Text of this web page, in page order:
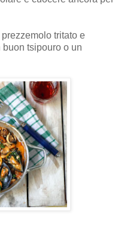
tritato e
tsipouro o un